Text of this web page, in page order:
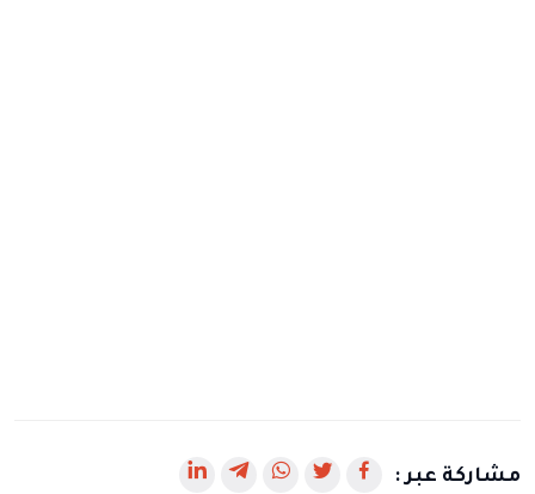
مشاركة عبر :
رابط رابطرابطرابطرابط